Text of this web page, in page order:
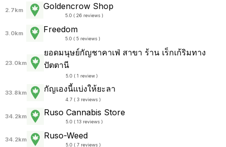
2.7km Goldencrow Shop
5.0 ( 26 reviews )
3.0km Freedom
5.0 ( 5 reviews )
23.0km
ยอดมนุษย์กัญชาคาเฟ่ สาขา ร้าน เร็กเก้ริมทาง
ปัตตานี
5.0 ( 1 review )
33.8km กัญเองนี้แบ่งให้ยะลา
4.7 ( 3 reviews )
34.2km Ruso Cannabis Store
5.0 ( 13 reviews )
34.2km Ruso-Weed
5.0 ( 7 reviews )